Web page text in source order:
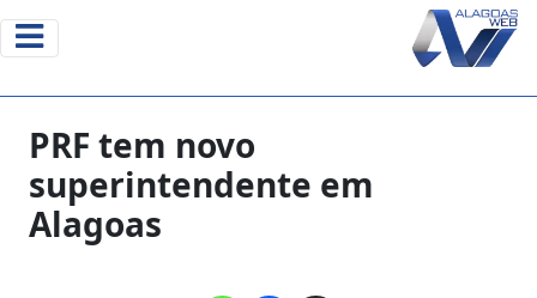
PRF tem novo
superintendente em
Alagoas